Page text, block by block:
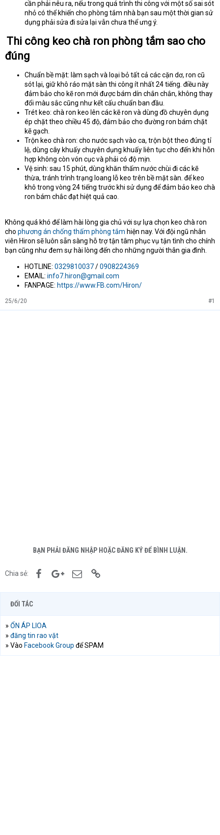
cần phải nêu ra, nếu trong quá trình thi công với một số sai sót
nhỏ có thể khiến cho phòng tắm nhà bạn sau một thời gian sử
dụng phải sửa đi sửa lại vẫn chưa thể ưng ý.
Thi công keo chà ron phòng tắm sao cho
đúng
Chuẩn bề mặt: làm sạch và loại bỏ tất cả các cặn dơ, ron cũ
sót lại, giữ khô ráo mặt sàn thi công ít nhất 24 tiếng. điều này
đảm bảo cho kẽ ron mới được bám dín chắn chắn, không thay
đổi màu sắc cũng như kết cấu chuẩn ban đầu.
Trét keo: chà ron keo lên các kẽ ron và dùng đồ chuyên dụng
ép chặt theo chiều 45 độ, đảm bảo cho đường ron bám chặt
kẽ gạch.
Trộn keo chà ron: cho nước sạch vào ca, trộn bột theo đúng tỉ
lệ, dùng cây khuấy chuyên dụng khuấy liên tục cho đến khi hỗn
hợp không còn vón cục và phải có độ mịn.
Vệ sinh: sau 15 phút, dùng khăn thấm nước chùi đi các kẽ
thừa, tránh trình trạng loang lỗ keo trên bề mặt sàn. để keo
khô trong vòng 24 tiếng trước khi sử dụng để đảm bảo keo chà
ron bám chắc đạt hiệt quả cao.
Không quá khó để làm hài lòng gia chủ với sự lựa chọn keo chà ron
cho phương án chống thấm phòng tắm hiện nay. Với đội ngũ nhân
viên Hiron sẽ luôn sẵn sàng hỗ trợ tận tâm phục vụ tận tình cho chính
bạn cũng như đem sự hài lòng đến cho những người thân gia đình.
HOTLINE: 0329810037/0908224369
EMAIL: info7.hiron@gmail.com
FANPAGE: https://www.FB.com/Hiron/
25/6/20 #1
BẠN PHẢI ĐĂNG NHẬP HOẶC ĐĂNG KÝ ĐỂ BÌNH LUẬN.
Chia sẻ: FacebookGoogle+Email
ĐỐI TÁC
» ỔN ÁP LIOA
» đăng tin rao vặt
» Vào Facebook Group để SPAM